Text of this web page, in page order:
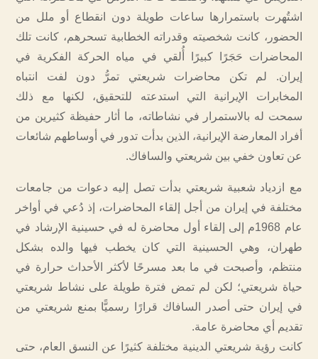
اشتُهرت باستمرارها ساعات طويلة دون انقطاع أو ملل من
الحضور، كانت شخصيته وقدراته الخطابية تسحرهم، كانت تلك
المحاضرات حَجَرًا كبيرًا أُلقي في مياه الحركة الفكرية في
إيران. لم تكن محاضرات شريعتي تمرُّ دون لفت انتباه
المخابرات الإيرانية التي استدعته للتحقيق، لكنها مع ذلك
سمحت له بالاستمرار في نشاطاته، ما أثار حفيظة كثيرين من
أفراد المعارضة الإيرانية، الذين بدأت تدور في أوساطهم شائعات
عن تعاون خفي بين شريعتي والسافاك.
مع ازدياد شعبية شريعتي بدأت تصل إليه دعوات من جامعات
مختلفة في إيران من أجل إلقاء المحاضرات، إذ دُعي في أواخر
عام 1968م إلى إلقاء أول محاضرة له في حسينية الإرشاد في
طهران، وهي الحسينية التي كان يخطب فيها والده بشكل
منتظم، وأصبحت في ما بعد مسرحًا لأكثر الأحداث حرارة في
حياة شريعتي؛ لكن لم تمض فترة طويلة على نشاط شريعتي
في إيران حتى أصدر السافاك قرارًا رسميًّا بمنع شريعتي من
تقديم أي محاضرة عامة.
كانت رؤية شريعتي الدينية مختلفة كثيرًا عن النسق العام، حتى